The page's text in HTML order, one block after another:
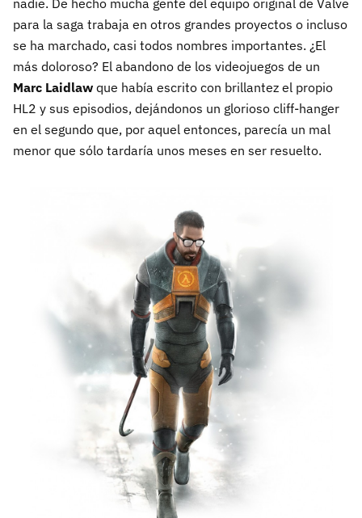
nadie. De hecho mucha gente del equipo original de Valve
para la saga trabaja en otros grandes proyectos o incluso
se ha marchado, casi todos nombres importantes. ¿El
más doloroso? El abandono de los videojuegos de un
Marc Laidlaw que había escrito con brillantez el propio
HL2 y sus episodios, dejándonos un glorioso cliff-hanger
en el segundo que, por aquel entonces, parecía un mal
menor que sólo tardaría unos meses en ser resuelto.